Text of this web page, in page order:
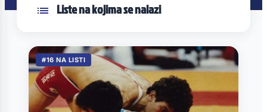
Liste na kojima se nalazi
#16 NA LISTI